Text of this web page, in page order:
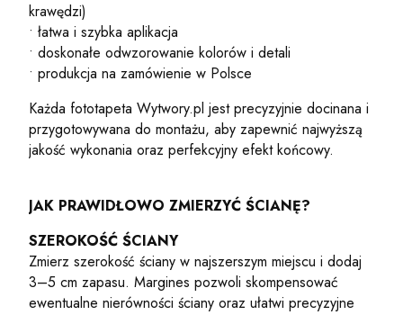
krawędzi)
• łatwa i szybka aplikacja
• doskonałe odwzorowanie kolorów i detali
• produkcja na zamówienie w Polsce
Każda fototapeta Wytwory.pl jest precyzyjnie docinana i
przygotowywana do montażu, aby zapewnić najwyższą
jakość wykonania oraz perfekcyjny efekt końcowy.
JAK PRAWIDŁOWO ZMIERZYĆ ŚCIANĘ?
SZEROKOŚĆ ŚCIANY
Zmierz szerokość ściany w najszerszym miejscu i dodaj
3–5 cm zapasu. Margines pozwoli skompensować
ewentualne nierówności ściany oraz ułatwi precyzyjne